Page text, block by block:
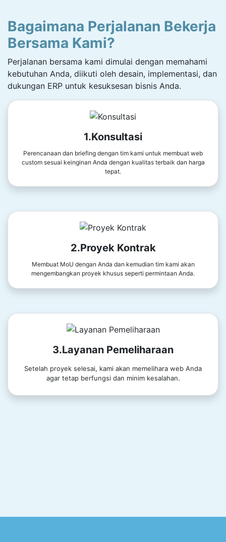
Bagaimana Perjalanan Bekerja
Bersama Kami?
Perjalanan bersama kami dimulai dengan memahami
kebutuhan Anda, diikuti oleh desain, implementasi, dan
dukungan ERP untuk kesuksesan bisnis Anda.
1.Konsultasi
Perencanaan dan briefing dengan tim kami untuk membuat web
custom sesuai keinginan Anda dengan kualitas terbaik dan harga
tepat.
2.Proyek Kontrak
Membuat MoU dengan Anda dan kemudian tim kami akan
mengembangkan proyek khusus seperti permintaan Anda.
3.Layanan Pemeliharaan
Setelah proyek selesai, kami akan memelihara web Anda
agar tetap berfungsi dan minim kesalahan.